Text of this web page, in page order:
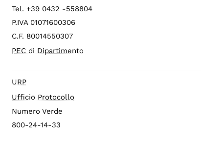
Tel. +39 0432 -558804
P.IVA 01071600306
C.F. 80014550307
PEC di Dipartimento
URP
Ufficio Protocollo
Numero Verde
800-24-14-33